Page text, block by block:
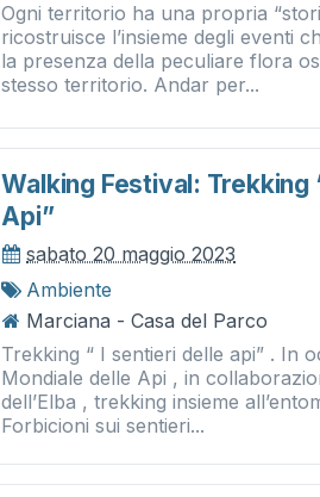
Ogni territorio ha una propria
ricostruisce l’insieme degli eventi
la presenza della peculiare flora
stesso territorio. Andar per...
Walking Festival: Trekking
Api”
sabato 20 maggio 2023
Ambiente
Marciana - Casa del Parco
Trekking “ I sentieri delle api” . In
Mondiale delle Api , in
dell’Elba , trekking insieme
Forbicioni sui sentieri...